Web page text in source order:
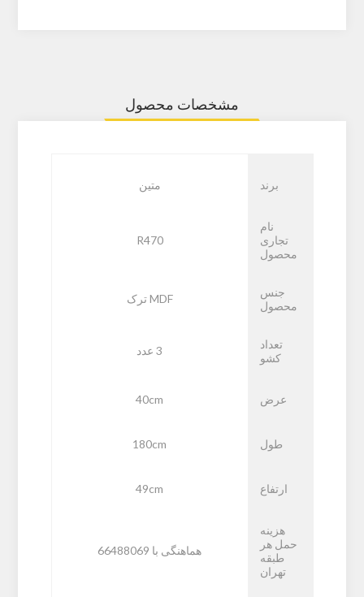
مشخصات محصول
برند متین
نام
تجاری
محصول
R470
جنس
محصول
MDF ترک
تعداد
کشو
3 عدد
عرض 40cm
طول 180cm
ارتفاع 49cm
هزینه
حمل هر
طبقه
تهران
هماهنگی با 66488069